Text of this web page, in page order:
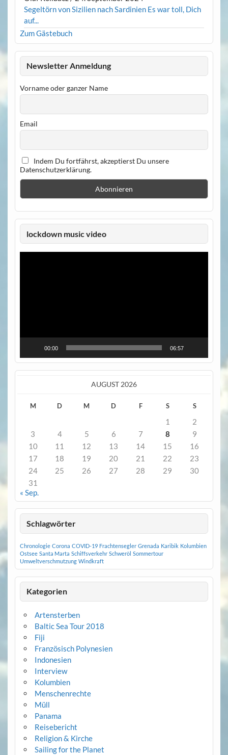
Segeltörn von Sizilien nach Sardinien Es war toll, Dich
auf...
Zum Gästebuch
Newsletter Anmeldung
Vorname oder ganzer Name
Email
Indem Du fortfährst, akzeptierst Du unsere
Datenschutzerklärung.
lockdown music video
Video-
00:00 06:57
AUGUST 2026
M D M D F S S
1
2
3
4 5 6 7 8
9
10
11 12 13 14 15
16
17
18 19 20 21 22
23
24
25 26 27 28 29
30
31
« Sep.
Schlagwörter
Chronologie Corona COVID-19 Frachtensegler Grenada Karibik Kolumbien
Ostsee Santa Marta Schiffsverkehr Schweröl Sommertour
Umweltverschmutzung Windkraft
Kategorien
Artensterben
Baltic Sea Tour 2018
Fiji
Französisch Polynesien
Indonesien
Interview
Kolumbien
Menschenrechte
Müll
Panama
Reisebericht
Religion & Kirche
Sailing for the Planet